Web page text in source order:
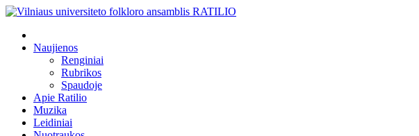
Naujienos
Renginiai
Rubrikos
Spaudoje
Apie Ratilio
Muzika
Leidiniai